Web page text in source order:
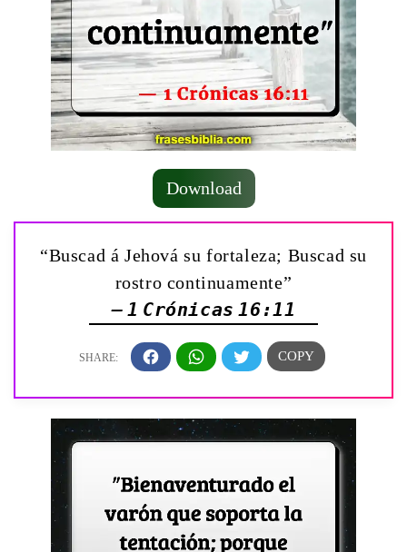
Download
“Buscad á Jehová su fortaleza; Buscad su
rostro continuamente”
— 1 Crónicas 16:11